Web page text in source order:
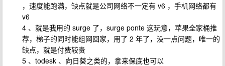
，速度能跑满，缺点就是公司网络不一定有 v6 ，手机网络都有
v6
4 、就是我用的 surge 了，surge ponte 这玩意，苹果全家桶推
荐，梯子的同时能组网回家，用了 2 年了，没一点问题，唯一的
缺点，就是付费较贵
5 、todesk 、向日葵之类的，拿来保底也可以